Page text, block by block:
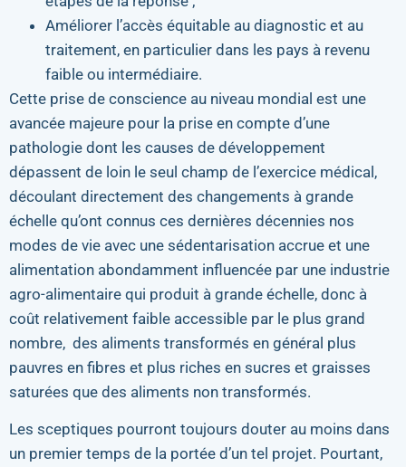
Améliorer l’accès équitable au diagnostic et au
traitement, en particulier dans les pays à revenu
faible ou intermédiaire.
Cette prise de conscience au niveau mondial est une
avancée majeure pour la prise en compte d’une
pathologie dont les causes de développement
dépassent de loin le seul champ de l’exercice médical,
découlant directement des changements à grande
échelle qu’ont connus ces dernières décennies nos
modes de vie avec une sédentarisation accrue et une
alimentation abondamment influencée par une industrie
agro-alimentaire qui produit à grande échelle, donc à
coût relativement faible accessible par le plus grand
nombre, des aliments transformés en général plus
pauvres en fibres et plus riches en sucres et graisses
saturées que des aliments non transformés.
Les sceptiques pourront toujours douter au moins dans
un premier temps de la portée d’un tel projet. Pourtant,